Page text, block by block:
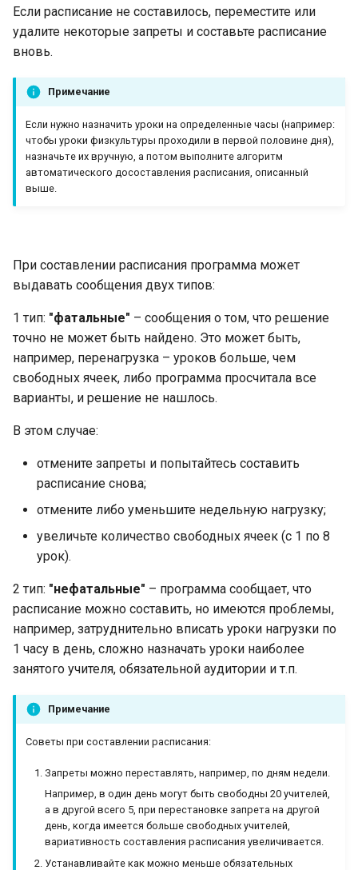
Если расписание не составилось, переместите или
удалите некоторые запреты и составьте расписание
вновь.
Примечание
Если нужно назначить уроки на определенные часы (например:
чтобы уроки физкультуры проходили в первой половине дня),
назначьте их вручную, а потом выполните алгоритм
автоматического досоставления расписания, описанный
выше.
При составлении расписания программа может
выдавать сообщения двух типов:
1 тип: "фатальные" – сообщения о том, что решение
точно не может быть найдено. Это может быть,
например, перенагрузка – уроков больше, чем
свободных ячеек, либо программа просчитала все
варианты, и решение не нашлось.
В этом случае:
отмените запреты и попытайтесь составить
расписание снова;
отмените либо уменьшите недельную нагрузку;
увеличьте количество свободных ячеек (с 1 по 8
урок).
2 тип: "нефатальные" – программа сообщает, что
расписание можно составить, но имеются проблемы,
например, затруднительно вписать уроки нагрузки по
1 часу в день, сложно назначать уроки наиболее
занятого учителя, обязательной аудитории и т.п.
Примечание
Советы при составлении расписания:
Запреты можно переставлять, например, по дням недели.
Например, в один день могут быть свободны 20 учителей,
а в другой всего 5, при перестановке запрета на другой
день, когда имеется больше свободных учителей,
вариативность составления расписания увеличивается.
Устанавливайте как можно меньше обязательных